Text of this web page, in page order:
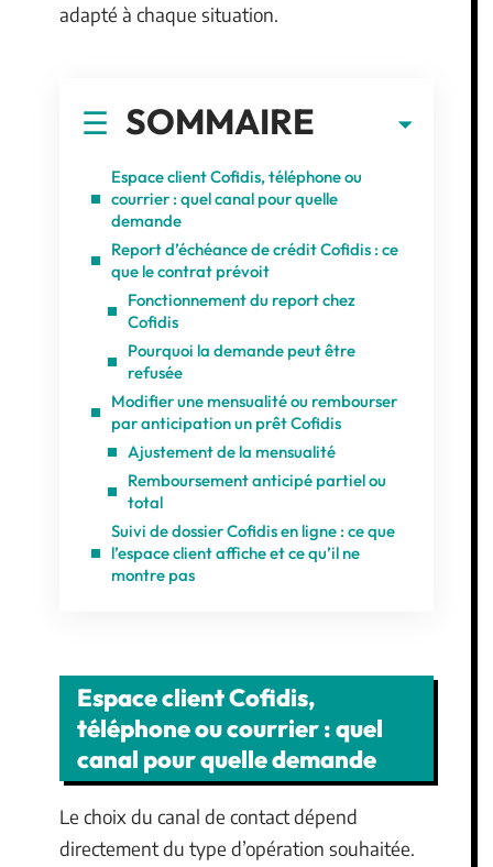
adapté à chaque situation.
SOMMAIRE
Espace client Cofidis, téléphone ou
courrier : quel canal pour quelle
demande
Report d’échéance de crédit Cofidis : ce
que le contrat prévoit
Fonctionnement du report chez
Cofidis
Pourquoi la demande peut être
refusée
Modifier une mensualité ou rembourser
par anticipation un prêt Cofidis
Ajustement de la mensualité
Remboursement anticipé partiel ou
total
Suivi de dossier Cofidis en ligne : ce que
l’espace client affiche et ce qu’il ne
montre pas
Espace client Cofidis,
téléphone ou courrier : quel
canal pour quelle demande
Le choix du canal de contact dépend
directement du type d’opération souhaitée.